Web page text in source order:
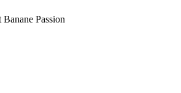
Banane Passion